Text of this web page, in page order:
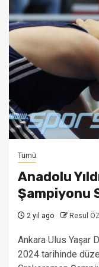
Tümü
Anadolu
Şampiyonu
2 yıl ago Resul
Ankara Ulus Yaşar
2024 tarihinde